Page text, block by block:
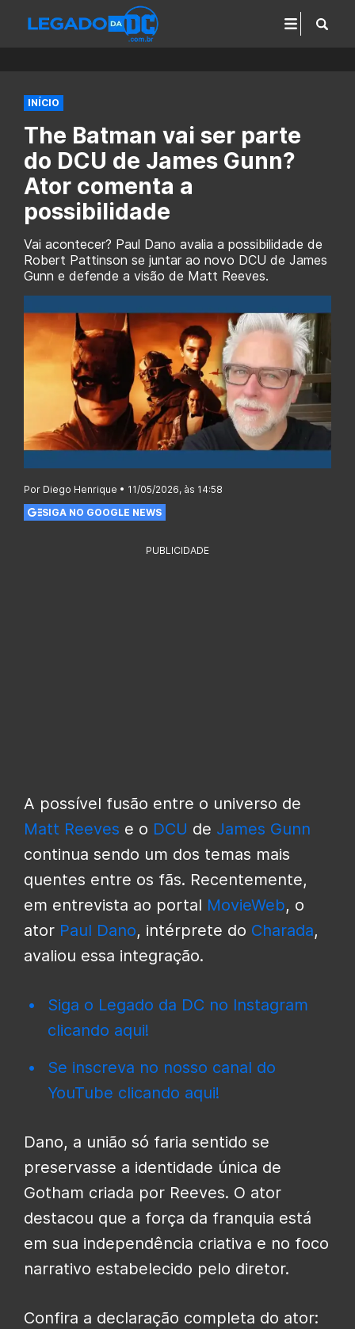
INÍCIO
The Batman vai ser parte
do DCU de James Gunn?
Ator comenta a
possibilidade
Vai acontecer? Paul Dano avalia a possibilidade de
Robert Pattinson se juntar ao novo DCU de James
Gunn e defende a visão de Matt Reeves.
Por Diego Henrique • 11/05/2026, às 14:58
SIGA NO GOOGLE NEWS
PUBLICIDADE
A possível fusão entre o universo de
Matt Reeves e o DCU de James Gunn
continua sendo um dos temas mais
quentes entre os fãs. Recentemente,
em entrevista ao portal MovieWeb, o
ator Paul Dano, intérprete do Charada,
avaliou essa integração.
Siga o Legado da DC no Instagram
clicando aqui!
Se inscreva no nosso canal do
YouTube clicando aqui!
Dano, a união só faria sentido se
preservasse a identidade única de
Gotham criada por Reeves. O ator
destacou que a força da franquia está
em sua independência criativa e no foco
narrativo estabelecido pelo diretor.
Confira a declaração completa do ator: